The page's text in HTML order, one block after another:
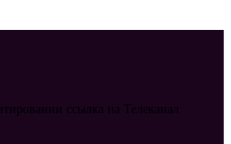
ссылка на Телеканал